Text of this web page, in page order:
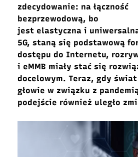
zdecydowanie: na łączność
bezprzewodową, bo
jest elastyczna i
5G, staną się podstawową
dostępu do Internetu,
i eMMB miały stać się
docelowym. Teraz, gdy świat
głowie w związku z
podejście również uległo